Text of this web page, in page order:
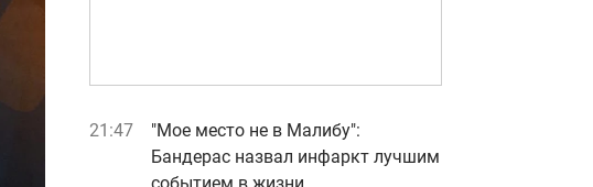
21:47
"Мое место не в Малибу":
Бандерас назвал инфаркт лучшим